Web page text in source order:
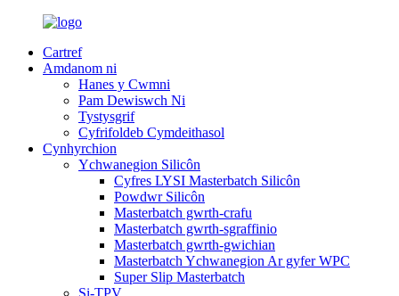
Cartref
Amdanom ni
Hanes y Cwmni
Pam Dewiswch Ni
Tystysgrif
Cyfrifoldeb Cymdeithasol
Cynhyrchion
Ychwanegion Silicôn
Cyfres LYSI Masterbatch Silicôn
Powdwr Silicôn
Masterbatch gwrth-crafu
Masterbatch gwrth-sgraffinio
Masterbatch gwrth-gwichian
Masterbatch Ychwanegion Ar gyfer WPC
Super Slip Masterbatch
Si-TPV